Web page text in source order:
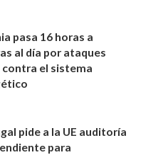
pasa 16 horas a
al día por ataques
contra el sistema
pide a la UE auditoría
para